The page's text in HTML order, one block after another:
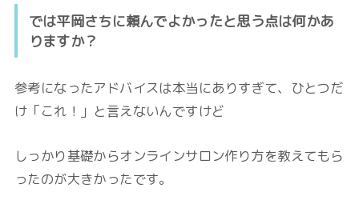
では平岡さちに頼んでよかったと思う点は何かあ
りますか？
参考になったアドバイスは本当にありすぎて、ひとつだ
け「これ！」と言えないんですけど
しっかり基礎からオンラインサロン作り方を教えてもら
ったのが大きかったです。